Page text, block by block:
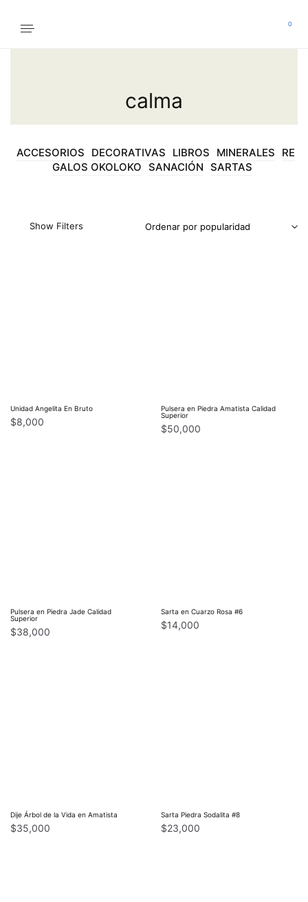
0
calma
ACCESORIOS DECORATIVAS LIBROS MINERALES
RE
GALOS OKOLOKO SANACIÓN SARTAS
Show Filters
Unidad Angelita En Bruto
$8,000
Pulsera en Piedra Amatista Calidad
Superior
$50,000
Pulsera en Piedra Jade Calidad
Superior
$38,000
Sarta en Cuarzo Rosa #6
$14,000
Dije Árbol de la Vida en Amatista
$35,000
Sarta Piedra Sodalita #8
$23,000